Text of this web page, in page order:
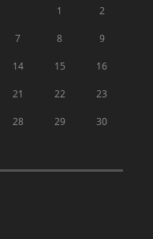
1 2
7 8 9
14 15 16
21 22 23
28 29 30